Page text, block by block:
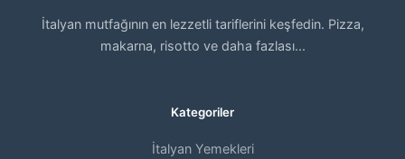
İtalyan mutfağının en lezzetli tariflerini keşfedin. Pizza,
makarna, risotto ve daha fazlası...
Kategoriler
İtalyan Yemekleri